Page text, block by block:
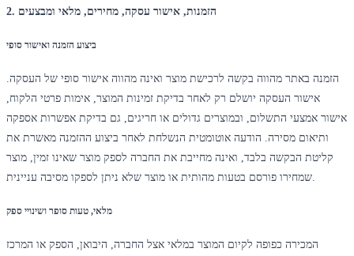
2. הזמנות, אישור עסקה, מחירים, מלאי ומבצעים
ביצוע הזמנה ואישור סופי
הזמנה באתר מהווה בקשה לרכישת מוצר ואינה מהווה אישור סופי של העסקה.
אישור העסקה יושלם רק לאחר בדיקת זמינות המוצר, אימות פרטי הלקוח,
אישור אמצעי התשלום, ובמוצרים גדולים או חריגים, גם בדיקת אפשרות אספקה
ותיאום מסירה. הודעה אוטומטית הנשלחת לאחר ביצוע ההזמנה מאשרת את
קליטת הבקשה בלבד, ואינה מחייבת את החברה לספק מוצר שאינו זמין, מוצר
מלאי, טעות סופר ושינויי ספק
המכירה כפופה לקיום המוצר במלאי אצל החברה, היבואן, הספק או המרכז